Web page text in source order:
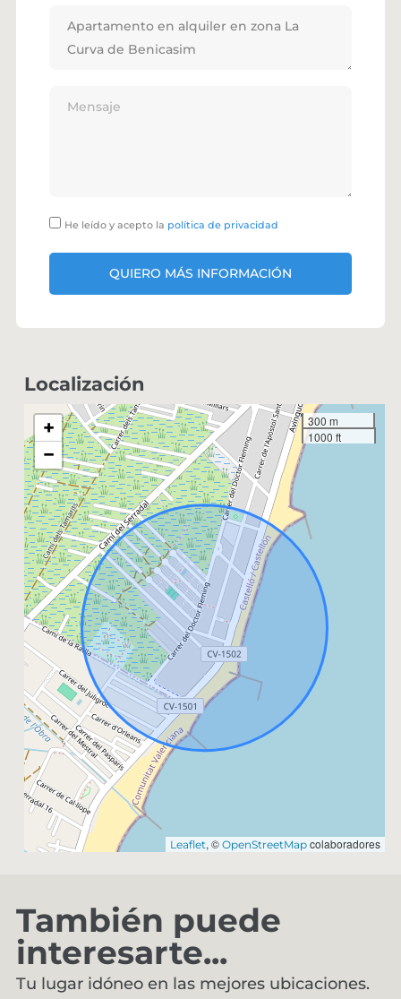
He leído y acepto la política de privacidad
QUIERO MÁS INFORMACIÓN
Localización
+
−
300 m
1000 ft
Leaflet, ©OpenStreetMap colaboradores
También puede
interesarte...
Tu lugar idóneo en las mejores ubicaciones.